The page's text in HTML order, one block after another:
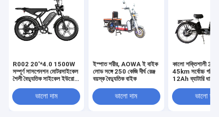
R002 20'*4.0 1500W
সম্পূর্ণ সাসপেনশন মোটরসাইকেল
শৈলী বৈদ্যুতিক সাইকেল ইউরোপ
ভালো দাম
ইস্পাত শরীর, AOWA ই বাইক
লোড সঙ্গে 250 কেজি দীর্ঘ রেঞ্জ
বয়স্ক বৈদ্যুতিক বাইক
ভালো দাম
কালো শক্তিশালী
45km সর্বোচ্চ গতি
12Ah ব্যাটারি
সাইকেল
ভালো দাম